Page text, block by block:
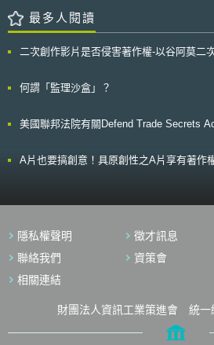
爭三項實質政府利益，並未因無線電視數位化
只是全部必載可能構成多頻道平臺業者逾越必
視系統未完全數位化，若全部必載民營無線電
度限制有線電視業者的廣電與財產自由。我國
三、我國民營無線電視台不屬非商業無線電視
追求收視率與廣告收入，所造成特定資訊缺乏
必載恐對多頻道平臺業者投入於商業競爭上之
「必載／再傳輸同意」選擇權框架 法研議修正之初，無線電視業者內
部即有不同意見與需求，有意欲與有線電視業
有傾向免付費必載者。若完整引進美國法制的
擇必載或行商業協商載送，不但可滿足當前不
「企業效能」（Government Efficiency）和「
四大評比指標，旗下再細分為340個子標，例
視程度、健康與環境基礎建設、研發人力比例
社會共識，表現較為優異。而排名退步的國家
中國貿易戰影響。 我國在此次評比中表現優異，綜合排名第11名，較
港，為 2016 年以來最佳成績。評比指標之政
最多人閱讀
二次創作影片是否侵害著作權-以谷阿莫二
何謂「監理沙盒」？
美國聯邦法院有關Defend Trade Secrets
A片也要搞創意！具原創性之A片享有著作
隱私權聲明 徵才訊息
聯絡我們
資策會
相關連結
財團法人資訊工業策進會 統一